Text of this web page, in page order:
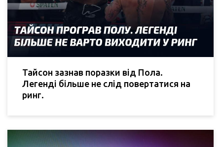
Тайсон зазнав поразки від Пола.
Легенді більше не слід повертатися на
ринг.